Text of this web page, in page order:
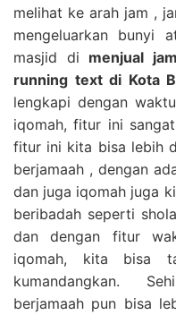
melihat ke arah jam ,
mengeluarkan bunyi
masjid di menjual
running text di Kota
lengkapi dengan
iqomah, fitur ini
fitur ini kita bisa lebih
berjamaah , dengan
dan juga iqomah juga
beribadah seperti
dan dengan fitur
iqomah, kita bisa
kumandangkan.
berjamaah pun bisa